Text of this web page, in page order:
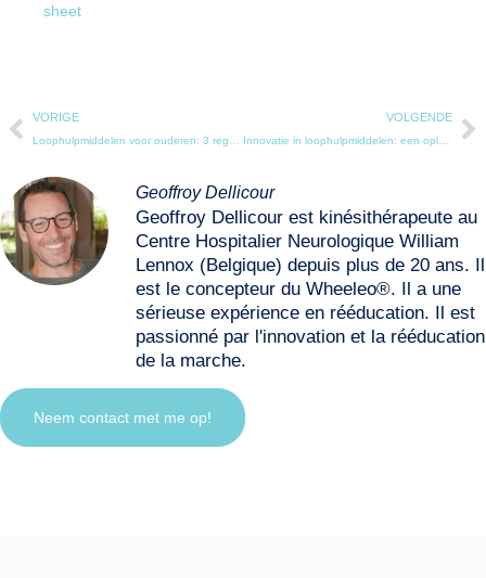
sheet
VORIGE
Loophulpmiddelen voor ouderen: 3 regels voor het kiezen van de juiste hulpmiddelen
VOLGENDE
Innovatie in loophulpmiddelen: een oplossing voor specifieke behoeften
Geoffroy Dellicour
Geoffroy Dellicour est kinésithérapeute au
Centre Hospitalier Neurologique William
Lennox (Belgique) depuis plus de 20 ans. Il
est le concepteur du Wheeleo®. Il a une
sérieuse expérience en rééducation. Il est
passionné par l'innovation et la rééducation
de la marche.
Neem contact met me op!